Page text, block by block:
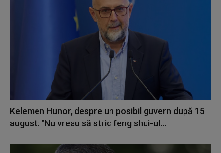
Kelemen Hunor, despre un posibil guvern după 15
august: "Nu vreau să stric feng shui-ul...